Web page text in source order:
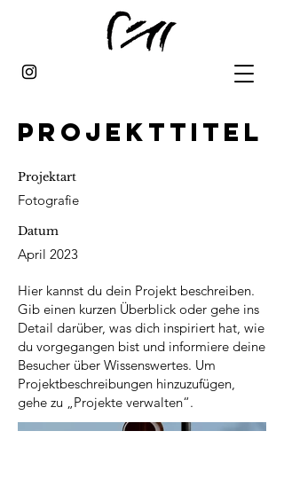
Projekttitel
Projektart
Fotografie
Datum
April 2023
Hier kannst du dein Projekt beschreiben.
Gib einen kurzen Überblick oder gehe ins
Detail darüber, was dich inspiriert hat, wie
du vorgegangen bist und informiere deine
Besucher über Wissenswertes. Um
Projektbeschreibungen hinzuzufügen,
gehe zu „Projekte verwalten“.